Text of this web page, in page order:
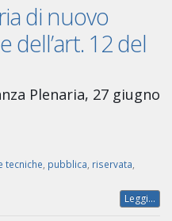
di nuovo
dell’art. 12 del
Plenaria, 27 giugno
tecniche pubblica riservata
Leggi...